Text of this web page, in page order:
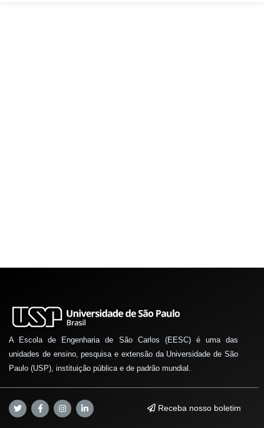
A Escola de Engenharia de São Carlos (EESC) é uma das
unidades de ensino, pesquisa e extensão da Universidade de São
Paulo (USP), instituição pública e de padrão mundial.
Receba nosso boletim